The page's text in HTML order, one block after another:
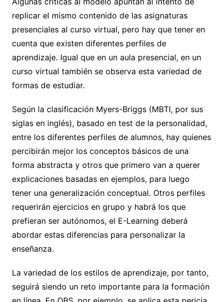
replicar el mismo contenido de las asignaturas
presenciales al curso virtual, pero hay que tener en
cuenta que existen diferentes perfiles de
aprendizaje. Igual que en un aula presencial, en un
curso virtual también se observa esta variedad de
formas de estudiar.
Según la clasificación Myers-Briggs (MBTI, por sus
siglas en inglés), basado en test de la personalidad,
entre los diferentes perfiles de alumnos, hay quienes
percibirán mejor los conceptos básicos de una
forma abstracta y otros que primero van a querer
explicaciones basadas en ejemplos, para luego
tener una generalización conceptual. Otros perfiles
requerirán ejercicios en grupo y habrá los que
prefieran ser autónomos, el E-Learning deberá
abordar estas diferencias para personalizar la
enseñanza.
La variedad de los estilos de aprendizaje, por tanto,
seguirá siendo un reto importante para la formación